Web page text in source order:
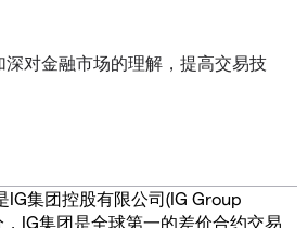
对金融市场的理解，提高交易技
集团控股有限公司(IG Group
IG集团是全球第一的差价合约交易